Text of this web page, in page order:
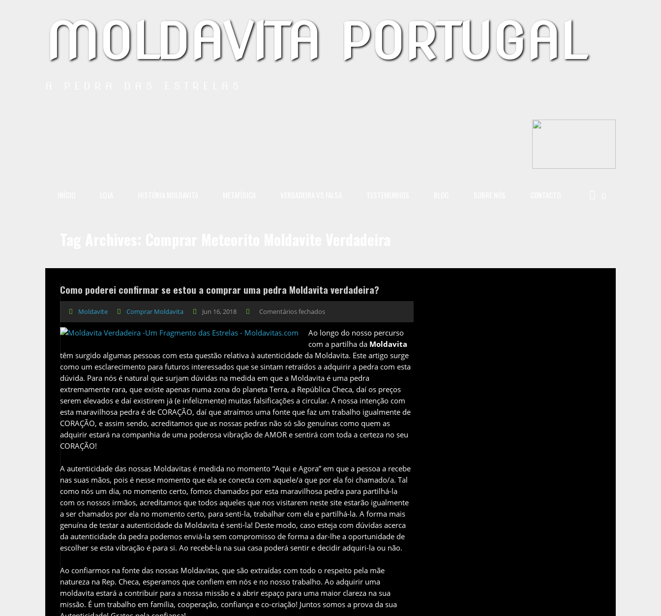
MOLDAVITA PORTUGAL
Como poderei confirmar se estou a comprar uma pedra Moldavita verdadeira?
Moldavite Comprar Moldavita Jun 16, 2018 Comentários fechados
Ao longo do nosso percurso
com a partilha da Moldavita
têm surgido algumas pessoas com esta questão relativa à autenticidade da Moldavita. Este artigo surge
como um esclarecimento para futuros interessados que se sintam retraídos a adquirir a pedra com esta
dúvida. Para nós é natural que surjam dúvidas na medida em que a Moldavita é uma pedra
extremamente rara, que existe apenas numa zona do planeta Terra, a República Checa, daí os preços
serem elevados e daí existirem já (e infelizmente) muitas falsificações a circular. A nossa intenção com
esta maravilhosa pedra é de CORAÇÃO, daí que atraímos uma fonte que faz um trabalho igualmente de
CORAÇÃO, e assim sendo, acreditamos que as nossas pedras não só são genuínas como quem as
adquirir estará na companhia de uma poderosa vibração de AMOR e sentirá com toda a certeza no seu
CORAÇÃO!
A autenticidade das nossas Moldavitas é medida no momento “Aqui e Agora” em que a pessoa a recebe
nas suas mãos, pois é nesse momento que ela se conecta com aquele/a que por ela foi chamado/a. Tal
como nós um dia, no momento certo, fomos chamados por esta maravilhosa pedra para partilhá-la
com os nossos irmãos, acreditamos que todos aqueles que nos visitarem neste site estarão igualmente
a ser chamados por ela no momento certo, para senti-la, trabalhar com ela e partilhá-la. A forma mais
genuína de testar a autenticidade da Moldavita é senti-la! Deste modo, caso esteja com dúvidas acerca
da autenticidade da pedra podemos enviá-la sem compromisso de forma a dar-lhe a oportunidade de
escolher se esta vibração é para si. Ao recebê-la na sua casa poderá sentir e decidir adquiri-la ou não.
Ao confiarmos na fonte das nossas Moldavitas, que são extraídas com todo o respeito pela mãe
natureza na Rep. Checa, esperamos que confiem em nós e no nosso trabalho. Ao adquirir uma
moldavita estará a contribuir para a nossa missão e a abrir espaço para uma maior clareza na sua
missão. É um trabalho em família, cooperação, confiança e co-criação! Juntos somos a prova da sua